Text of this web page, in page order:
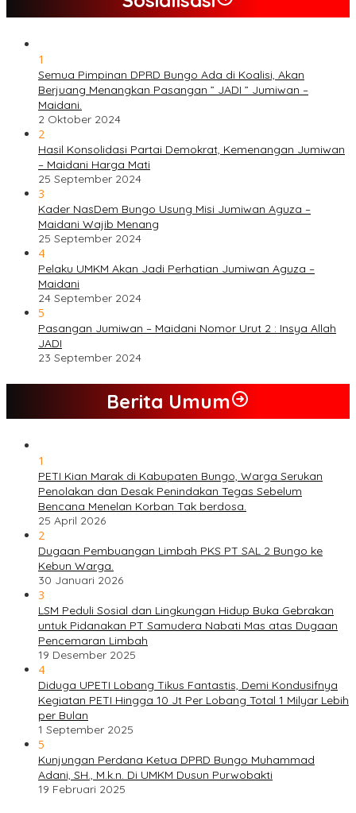
1
Semua Pimpinan DPRD Bungo Ada di Koalisi, Akan
Berjuang Menangkan Pasangan ” JADI ” Jumiwan –
Maidani.
2 Oktober 2024
2
Hasil Konsolidasi Partai Demokrat, Kemenangan Jumiwan
– Maidani Harga Mati
25 September 2024
3
Kader NasDem Bungo Usung Misi Jumiwan Aguza –
Maidani Wajib Menang
25 September 2024
4
Pelaku UMKM Akan Jadi Perhatian Jumiwan Aguza –
Maidani
24 September 2024
5
Pasangan Jumiwan – Maidani Nomor Urut 2 : Insya Allah
JADI
23 September 2024
Berita Umum
1
PETI Kian Marak di Kabupaten Bungo, Warga Serukan
Penolakan dan Desak Penindakan Tegas Sebelum
Bencana Menelan Korban Tak berdosa.
25 April 2026
2
Dugaan Pembuangan Limbah PKS PT SAL 2 Bungo ke
Kebun Warga.
30 Januari 2026
3
LSM Peduli Sosial dan Lingkungan Hidup Buka Gebrakan
untuk Pidanakan PT Samudera Nabati Mas atas Dugaan
Pencemaran Limbah
19 Desember 2025
4
Diduga UPETI Lobang Tikus Fantastis, Demi Kondusifnya
Kegiatan PETI Hingga 10 Jt Per Lobang Total 1 Milyar Lebih
per Bulan
1 September 2025
5
Kunjungan Perdana Ketua DPRD Bungo Muhammad
Adani, SH., M.k.n. Di UMKM Dusun Purwobakti
19 Februari 2025